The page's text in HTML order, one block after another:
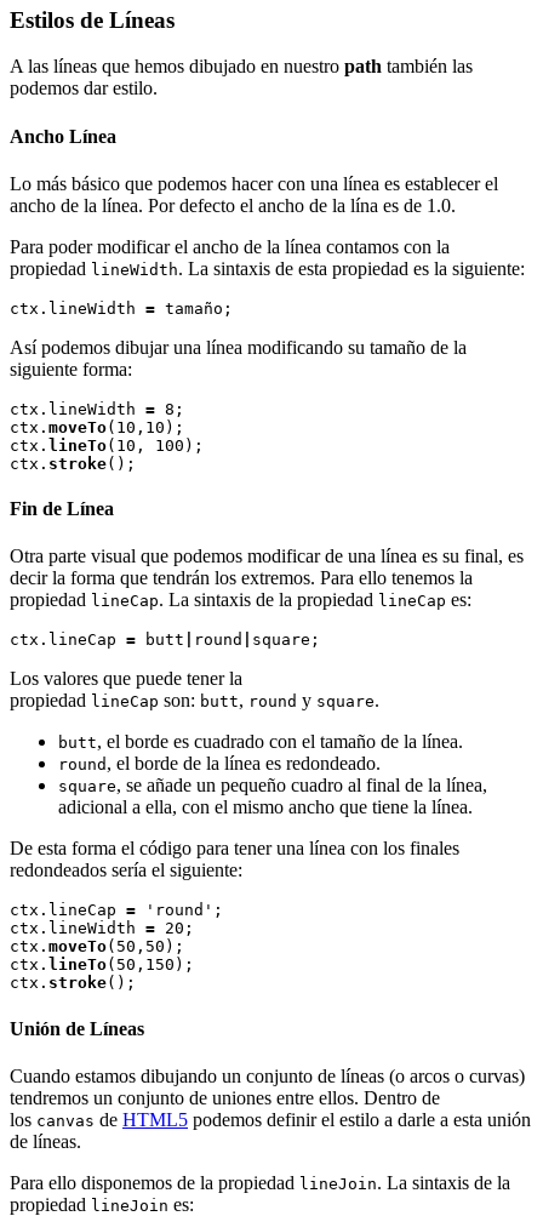
Estilos de Líneas
A las líneas que hemos dibujado en nuestro path también las
podemos dar estilo.
Ancho Línea
Lo más básico que podemos hacer con una línea es establecer el
ancho de la línea. Por defecto el ancho de la lína es de 1.0.
Para poder modificar el ancho de la línea contamos con la
propiedad lineWidth. La sintaxis de esta propiedad es la siguiente:
ctx.lineWidth =
Así podemos dibujar una línea modificando su tamaño de la
siguiente forma:
ctx.lineWidth = 8;
ctx. moveTo(10,10);
ctx. lineTo(10, 100);
ctx. stroke
Fin de Línea
Otra parte visual que podemos modificar de una línea es su final, es
decir la forma que tendrán los extremos. Para ello tenemos la
propiedad lineCap. La sintaxis de la propiedad lineCap es:
ctx.lineCap = butt round
Los valores que puede tener la
propiedad lineCap son: butt, round y square.
butt, el borde es cuadrado con el tamaño de la línea.
round , el borde de la línea es redondeado.
square, se añade un pequeño cuadro al final de la línea,
adicional a ella, con el mismo ancho que tiene la línea.
De esta forma el código para tener una línea con los finales
redondeados sería el siguiente:
ctx.lineCap = 'round';
ctx.lineWidth = 20;
ctx. moveTo(50,50);
ctx. lineTo(50,150);
ctx. stroke
Unión de Líneas
Cuando estamos dibujando un conjunto de líneas (o arcos o curvas)
tendremos un conjunto de uniones entre ellos. Dentro de
los canvas de HTML5 podemos definir el estilo a darle a esta unión
de líneas.
Para ello disponemos de la propiedad lineJoin. La sintaxis de la
propiedad lineJoin es: